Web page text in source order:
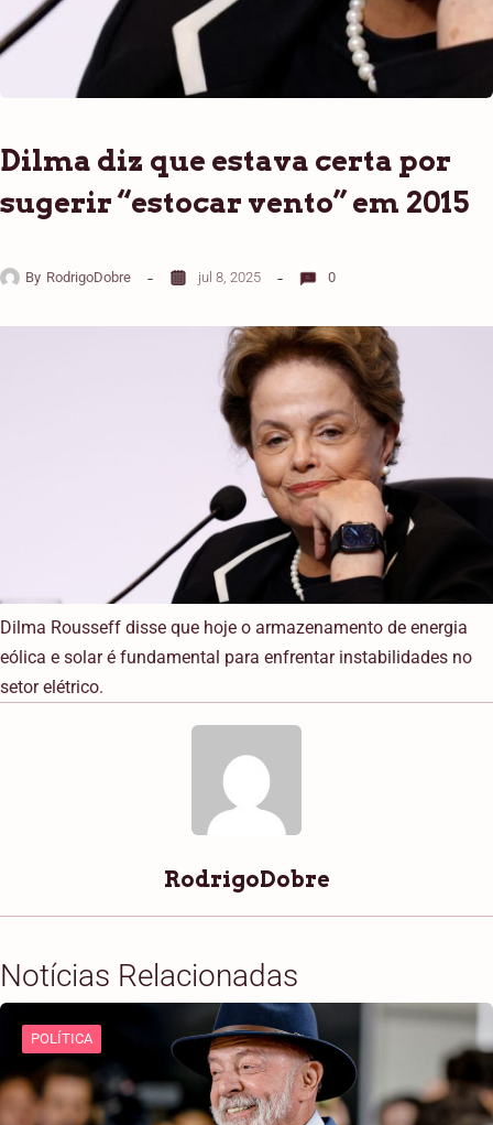
Dilma diz que estava certa por
sugerir “estocar vento” em 2015
By RodrigoDobre jul 8, 2025 0
Dilma Rousseff disse que hoje o armazenamento de energia
eólica e solar é fundamental para enfrentar instabilidades no
setor elétrico.
RodrigoDobre
Notícias Relacionadas
POLÍTICA